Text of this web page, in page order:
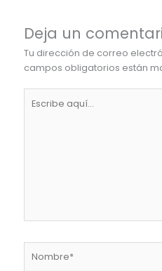
Deja un
Tu dirección de correo
campos obligatorios están
aquí...